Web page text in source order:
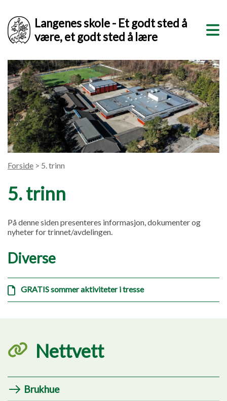
Langenes skole - Et godt sted å
være, et godt sted å lære
Forside > 5. trinn
5. trinn
På denne siden presenteres informasjon, dokumenter og
nyheter for trinnet/avdelingen.
Diverse
GRATIS sommer aktiviteter i tresse
Nettvett
Brukhue